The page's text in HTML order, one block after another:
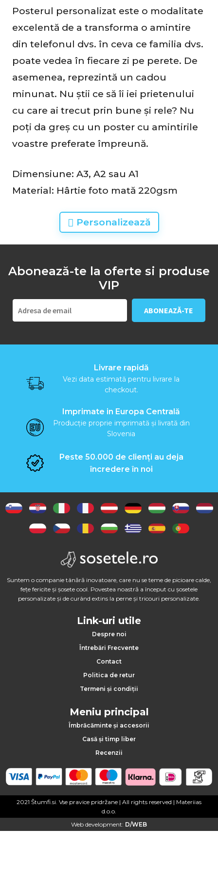
e
n
z
i
i
Posterul personalizat este o modalitate
excelentă de a transforma o amintire
din telefonul dvs. în ceva ce familia dvs.
poate vedea în fiecare zi pe perete. De
asemenea, reprezintă un cadou
minunat. Nu știi ce să îi iei prietenului
cu care ai trecut prin bune și rele? Nu
poți da greș cu un poster cu amintirile
voastre preferate împreună.
Dimensiune: A3, A2 sau A1
Material: Hârtie foto mată 220gsm
Personalizează
Abonează-te la oferte si produse
VIP
Livrare rapidă
Vezi data estimată pentru livrare la
checkout.
Imprimate in Europa Centrală
Producție proprie imprimată și livrată din
Slovenia
Peste 50.000 de clienți au deja
încredere în noi
Suntem o companie tânără inovatoare, care nu se teme de picioare calde,
fețe fericite și șosete cool. Povestea noastră a început cu șosetele
personalizate și de curând extins la perne și tricouri personalizate.
Link-uri utile
Despre noi
Întrebări Frecvente
Contact
Politica de retur
Termeni și condiții
Meniu principal
Îmbrăcăminte și accesorii
Casă și timp liber
Recenzii
2021 Štumfi.si. Vse pravice pridržane | All rights reserved | Materiias
d.o.o.
Web development: D/WEB